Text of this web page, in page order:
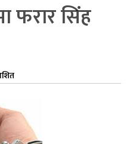
फरार सिंह